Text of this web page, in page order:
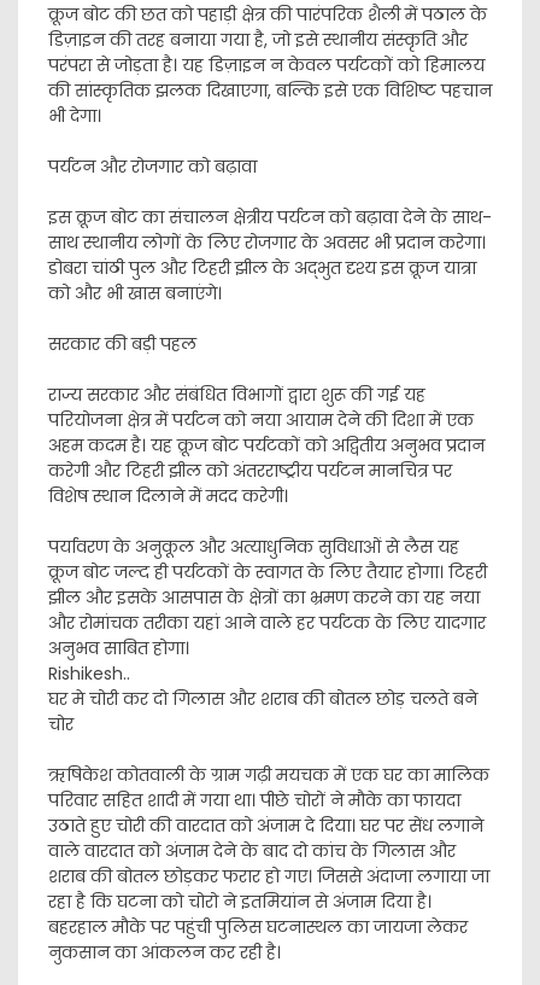
क्रूज बोट की छत को पहाड़ी क्षेत्र की पारंपरिक शैली में पठाल के
डिज़ाइन की तरह बनाया गया है, जो इसे स्थानीय संस्कृति और
परंपरा से जोड़ता है। यह डिज़ाइन न केवल पर्यटकों को हिमालय
की सांस्कृतिक झलक दिखाएगा, बल्कि इसे एक विशिष्ट पहचान
भी देगा।
पर्यटन और रोजगार को बढ़ावा
इस क्रूज बोट का संचालन क्षेत्रीय पर्यटन को बढ़ावा देने के साथ-
साथ स्थानीय लोगों के लिए रोजगार के अवसर भी प्रदान करेगा।
डोबरा चांठी पुल और टिहरी झील के अद्भुत दृश्य इस क्रूज यात्रा
को और भी खास बनाएंगे।
सरकार की बड़ी पहल
राज्य सरकार और संबंधित विभागों द्वारा शुरू की गई यह
परियोजना क्षेत्र में पर्यटन को नया आयाम देने की दिशा में एक
अहम कदम है। यह क्रूज बोट पर्यटकों को अद्वितीय अनुभव प्रदान
करेगी और टिहरी झील को अंतरराष्ट्रीय पर्यटन मानचित्र पर
विशेष स्थान दिलाने में मदद करेगी।
पर्यावरण के अनुकूल और अत्याधुनिक सुविधाओं से लैस यह
क्रूज बोट जल्द ही पर्यटकों के स्वागत के लिए तैयार होगा। टिहरी
झील और इसके आसपास के क्षेत्रों का भ्रमण करने का यह नया
और रोमांचक तरीका यहां आने वाले हर पर्यटक के लिए यादगार
अनुभव साबित होगा।
Rishikesh..
घर मे चोरी कर दो गिलास और शराब की बोतल छोड़ चलते बने
चोर
ऋषिकेश कोतवाली के ग्राम गढ़ी मयचक में एक घर का मालिक
परिवार सहित शादी में गया था। पीछे चोरों ने मौके का फायदा
उठाते हुए चोरी की वारदात को अंजाम दे दिया। घर पर सेंध लगाने
वाले वारदात को अंजाम देने के बाद दो कांच के गिलास और
शराब की बोतल छोड़कर फरार हो गए। जिससे अंदाजा लगाया जा
रहा है कि घटना को चोरो ने इतमियांन से अंजाम दिया है।
बहरहाल मौके पर पहुंची पुलिस घटनास्थल का जायजा लेकर
नुकसान का आंकलन कर रही है।